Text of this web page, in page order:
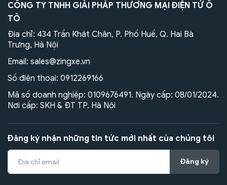
CÔNG TY TNHH GIẢI PHÁP THƯƠNG MẠI ĐIỆN TỬ Ô
TÔ
Địa chỉ: 434 Trần Khát Chân, P. Phố Huế, Q. Hai Bà
Trưng, Hà Nội
Email: sales@zingxe.vn
Số điện thoại: 0912269166
Mã số doanh nghiệp: 0109676491. Ngày cấp: 08/01/2024.
Nơi cấp: SKH & ĐT TP. Hà Nội
Đăng ký nhận những tin tức mới nhất của chúng tôi
Đăng ký